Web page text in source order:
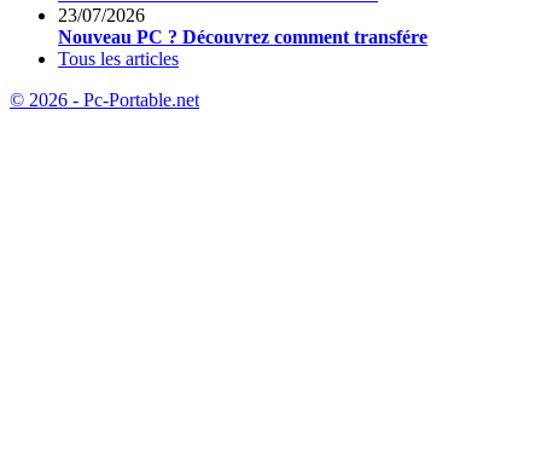
23/07/2026
Nouveau PC ? Découvrez comment transfére
Tous les articles
© 2026 - Pc-Portable.net